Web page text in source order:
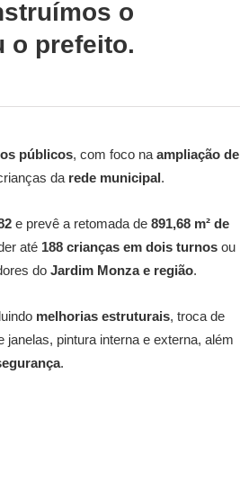
o
o prefeito.
públicos, com foco na ampliação de
da rede municipal.
e prevê a retomada de 891,68 m² de
até 188 crianças em dois turnos ou
do Jardim Monza e região.
melhorias estruturais, troca de
pintura interna e externa, além
.